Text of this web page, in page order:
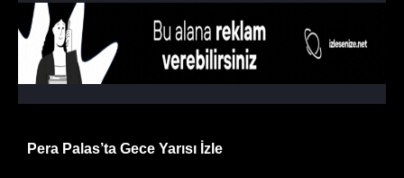
Pera Palas’ta Gece Yarısı İzle